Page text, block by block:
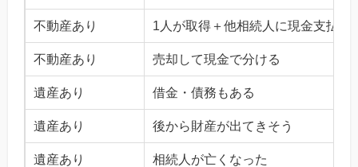
不動産あり 1人が取得＋他相続人に現金支払い
不動産あり 売却して現金で分ける
遺産あり 借金・債務もある
遺産あり 後から財産が出てきそう
遺産あり 相続人が亡くなった